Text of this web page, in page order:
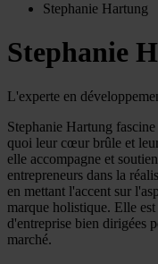
Stephanie Hartung
Stephanie
L'experte en
Stephanie Hartung
quoi leur cœur brûle et
elle accompagne et
entrepreneurs dans la
en mettant l'accent sur
marque holistique. Elle
d'entreprise bien dirigées
marché.